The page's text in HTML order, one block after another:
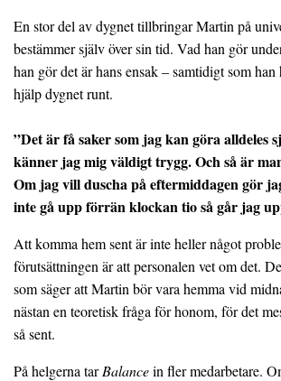
En stor del av dygnet tillbringar Martin på
bestämmer själv över sin tid. Vad han gör
han gör det är hans ensak – samtidigt som
hjälp dygnet runt.
”Det är få saker som jag kan göra alldeles
känner jag mig väldigt trygg. Och så är
Om jag vill duscha på eftermiddagen gör
inte gå upp förrän klockan tio så går jag
Att komma hem sent är inte heller något
förutsättningen är att personalen vet om det.
som säger att Martin bör vara hemma vid
nästan en teoretisk fråga för honom, för det
så sent.
På helgerna tarBalancein fler medarbetare.